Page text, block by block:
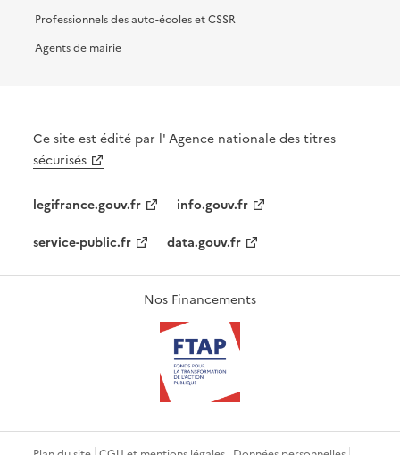
Professionnels des auto-écoles et CSSR
Agents de mairie
Ce site est édité par l'Agence nationale des titres
sécurisés
legifrance.gouv.fr
info.gouv.fr
service-public.fr
data.gouv.fr
Nos Financements